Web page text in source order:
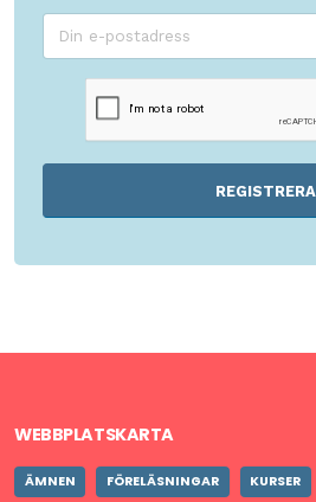
REGISTRERA
WEBBPLATSKARTA
ÄMNEN FÖRELÄSNINGAR KURSER